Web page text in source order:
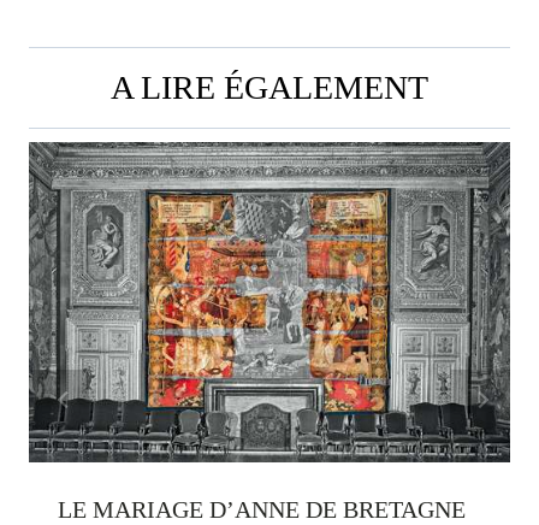
A LIRE ÉGALEMENT
LE MARIAGE D’ANNE DE BRETAGNE